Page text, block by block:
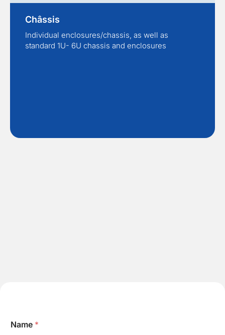
Châssis
Individual enclosures/chassis, as well as
standard 1U- 6U chassis and enclosures
K
Name *